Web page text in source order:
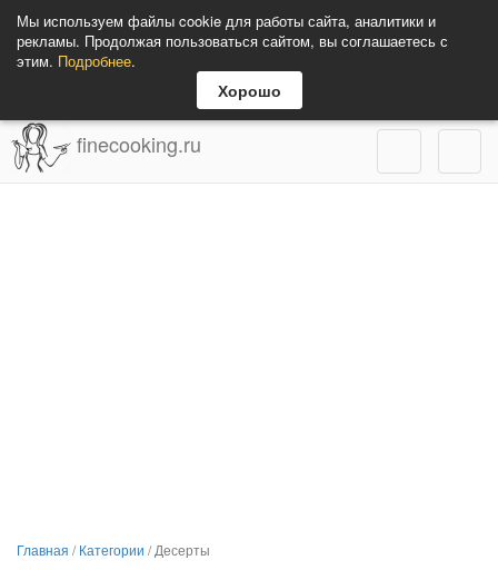
Мы используем файлы cookie для работы сайта, аналитики и
рекламы. Продолжая пользоваться сайтом, вы соглашаетесь с
этим. Подробнее.
Хорошо
finecooking.ru
Главная /Категории /Десерты